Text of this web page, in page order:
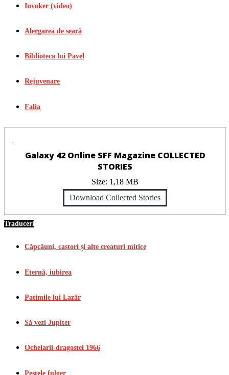
Invoker (video)
Alergarea de seară
Biblioteca lui Pavel
Rejuvenare
Falia
Galaxy 42 Online SFF Magazine COLLECTED
STORIES
Size: 1,18 MB
Download Collected Stories
Traduceri
Căpcăuni, castori și alte creaturi mitice
Eternă, iubirea
Patimile lui Lazăr
Să vezi Jupiter
Ochelarii-dragostei 1966
Peștele fulger